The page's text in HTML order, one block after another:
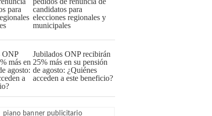
candidatos para
elecciones regionales y
municipales
Jubilados ONP recibirán
25% más en su pensión
de agosto: ¿Quiénes
acceden a este beneficio?